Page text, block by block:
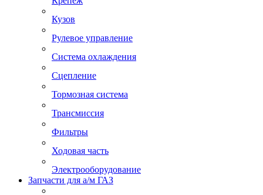
Кузов
Рулевое управление
Система охлаждения
Сцепление
Тормозная система
Трансмиссия
Фильтры
Ходовая часть
Электрооборудование
Запчасти для а/м ГАЗ